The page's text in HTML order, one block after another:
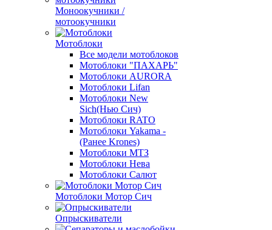
Моноокучники /
мотоокучники
Мотоблоки
Все модели мотоблоков
Мотоблоки "ПАХАРЬ"
Мотоблоки AURORA
Мотоблоки Lifan
Мотоблоки New
Sich(Нью Сич)
Мотоблоки RATO
Мотоблоки Yakama -
(Ранее Krones)
Мотоблоки МТЗ
Мотоблоки Нева
Мотоблоки Салют
Мотоблоки Мотор Сич
Опрыскиватели